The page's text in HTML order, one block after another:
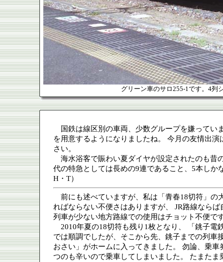
グリーン車のサロ255-1です。4
国鉄は線区別の車両、少数グループを嫌ってい
を用意するようになりましたね。 今月の友情出
さい。
海水浴客で賑わい夏ダイヤが設定されたのも昔
代の特急としては長めの9連であること、5本し
H・T）
前にも述べていますが、私は「青春18切符」の
ればならない不便さはありますが、 JR路線なら
列車が少ない地方路線での使用はチョット不便で
2010年夏の18切符も残り1枚となり、 「銚子電
では順調でしたが、そこから先、銚子までの列車
おさい」がホームに入ってきました。 勿論、乗
つのも辛いので乗車してしまいました。 たまた